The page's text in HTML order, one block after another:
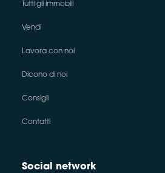
Tutti gli immobili
Vendi
Lavora con noi
Dicono di noi
Consigli
Contatti
Social network